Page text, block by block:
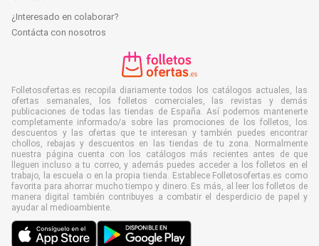
¿Interesado en colaborar?
Contácta con nosotros
Folletosofertas.es recopila diariamente todos los catálogos actuales, las
ofertas semanales, los folletos comerciales, las revistas y demás
publicaciones de todas las tiendas de España. Así podemos mantenerte
completamente informado/a sobre las promociones de los folletos, los
descuentos y las ofertas que te interesan y también puedes encontrar
chollos, rebajas y descuentos en las tiendas de tu zona. Normalmente
nuestra página cuenta con los catálogos más recientes antes de que
lleguen incluso a tu correo, y además puedes acceder a los folletos en el
trabajo, la escuela o en la propia tienda. Establece Folletosofertas.es como
favorita para ahorrar mucho tiempo y dinero. Es más, al leer los folletos de
manera digital también contribuyes a combatir el desperdicio de papel y
ayudar al medioambiente.